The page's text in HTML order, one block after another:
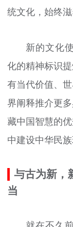
统文化，始终
新的文化
化的精神标识
有当代价值、
界阐释推介更
藏中国智慧的
中建设中华民族
与古为新，
当